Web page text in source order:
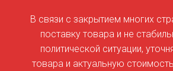
В связи с закрытием многих
поставку товара и не
политической ситуации,
товара и актуальную